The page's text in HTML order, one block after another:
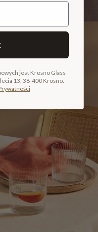
jest Krosno Glass
13, 38-400 Krosno.